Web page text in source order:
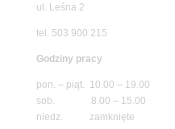
ul. Leśna 2
tel. 503 900 215
Godziny pracy
pon. – piąt. 10.00 – 19.00
sob. 8.00 – 15.00
niedz. zamknięte